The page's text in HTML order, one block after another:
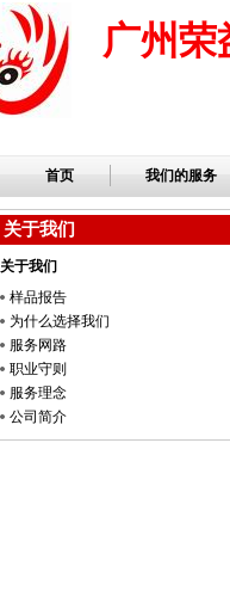
广州荣
首页 我们的服务
关于我们
关于我们
样品报告
为什么选择我们
服务网路
职业守则
服务理念
公司简介